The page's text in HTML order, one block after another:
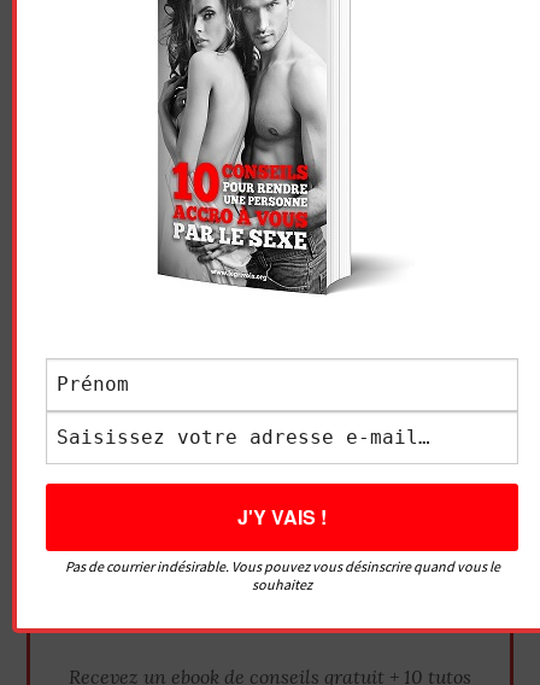
Comment exciter un homme et bien le chauffer ?
Comment sexualiser une relation pour un plan cul
Comment s’exciter et stimuler sa libido (ENVIE DE
SEXE)
Abonnez-vous à la
newsletter
Recevez un ebook de conseils gratuit + 10 tutos
Pas de courrier indésirable. Vous pouvez vous désinscrire quand vous le
souhaitez